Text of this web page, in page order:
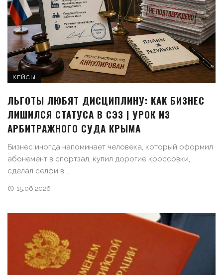
КЕЙСЫ
ЛЬГОТЫ ЛЮБЯТ ДИСЦИПЛИНУ: КАК БИЗНЕС
ЛИШИЛСЯ СТАТУСА В СЭЗ | УРОК ИЗ
АРБИТРАЖНОГО СУДА КРЫМА
Бизнес иногда напоминает человека, который оформил
абонемент в спортзал, купил дорогие кроссовки,
сделал селфи в ...
15.06.2026